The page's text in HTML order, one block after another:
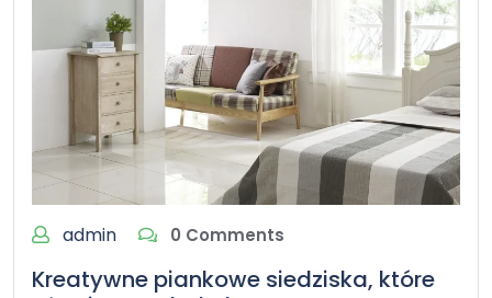
admin 0 Comments
Kreatywne piankowe siedziska, które